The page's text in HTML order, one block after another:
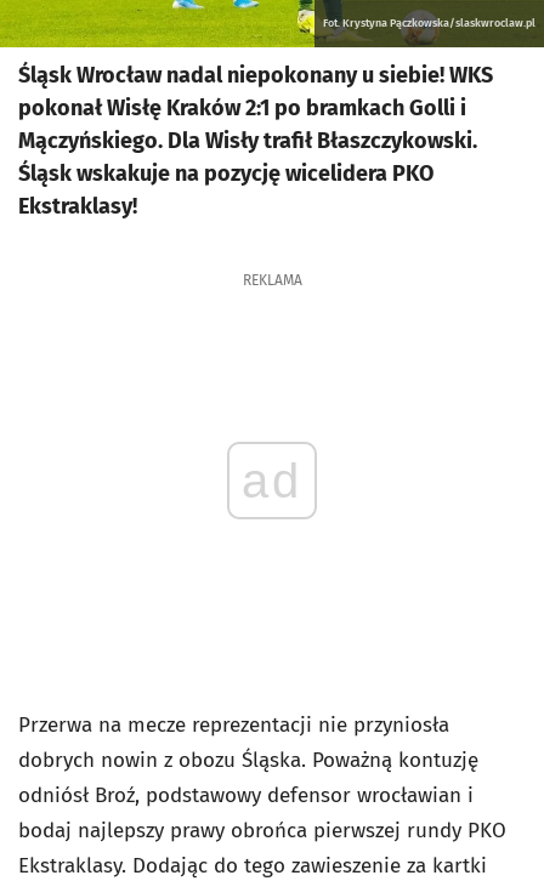
Fot. Krystyna Pączkowska/slaskwroclaw.pl
Śląsk Wrocław nadal niepokonany u siebie! WKS
pokonał Wisłę Kraków 2:1 po bramkach Golli i
Mączyńskiego. Dla Wisły trafił Błaszczykowski.
Śląsk wskakuje na pozycję wicelidera PKO
Ekstraklasy!
REKLAMA
ad
Przerwa na mecze reprezentacji nie przyniosła
dobrych nowin z obozu Śląska. Poważną kontuzję
odniósł Broź, podstawowy defensor wrocławian i
bodaj najlepszy prawy obrońca pierwszej rundy PKO
Ekstraklasy. Dodając do tego zawieszenie za kartki